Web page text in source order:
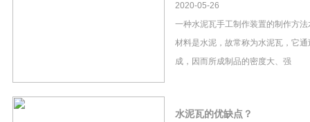
2020-05-26
一种水泥瓦手工制作装置的制作方
材料是水泥，故常称为水泥瓦，它
成，因而所成制品的密度大、强
水泥瓦的优缺点？